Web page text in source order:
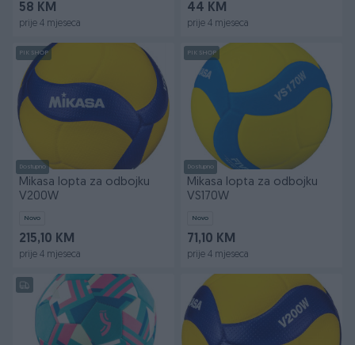
58 KM
prije 4 mjeseca
44 KM
prije 4 mjeseca
PIK SHOP
Dostupno
Mikasa lopta za odbojku
V200W
Novo
215,10 KM
prije 4 mjeseca
PIK SHOP
Dostupno
Mikasa lopta za odbojku
VS170W
Novo
71,10 KM
prije 4 mjeseca